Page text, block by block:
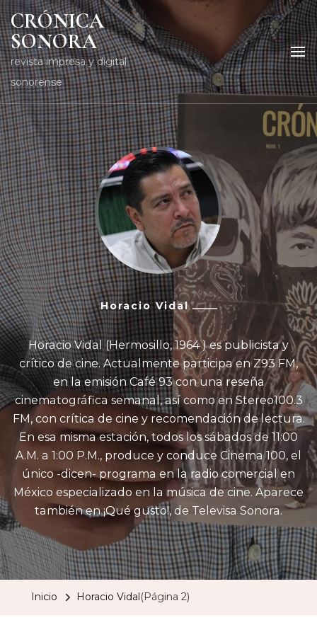
CRÓNICA
SONORA
revista impresa y digital
sonorense
Horacio Vidal
Horacio Vidal (Hermosillo, 1964 ) es publicista y
crítico de cine. Actualmente participa en Z93 FM,
en la emisión Café 93 con una reseña
cinematográfica semanal, así como en Stereo100.3
FM, con crítica de cine y recomendación de lectura.
En esa misma estación, todos los sábados de 11:00
A.M. a 1:00 P.M., produce y conduce Cinema 100, el
único -dicen- programa en la radio comercial en
México especializado en la música de cine. Aparece
también en ¡Qué gusto!, de Televisa Sonora.
Inicio Horacio Vidal(Página 2)